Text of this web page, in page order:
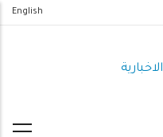
English
الاخبارية